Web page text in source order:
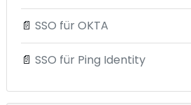
📄 SSO für OKTA
📄 SSO für Ping Identity